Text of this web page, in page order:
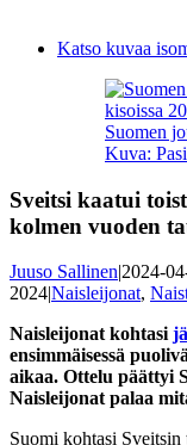
Katso kuvaa
Suomen
Kuva:
Sveitsi kaatui
kolmen vuoden
Juuso Sallinen|2024-
2024|Naisleijonat,
Naisleijonat kohtasi
ensimmäisessä
aikaa. Ottelu päättyi
Naisleijonat palaa
Suomi kohtasi Sveitsin